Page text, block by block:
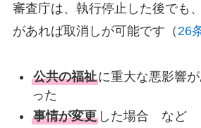
審査庁は、執行停止した後でも
があれば取消しが可能です（ 26
公共の福祉に重大な悪影響
った
事情が変更した場合 など